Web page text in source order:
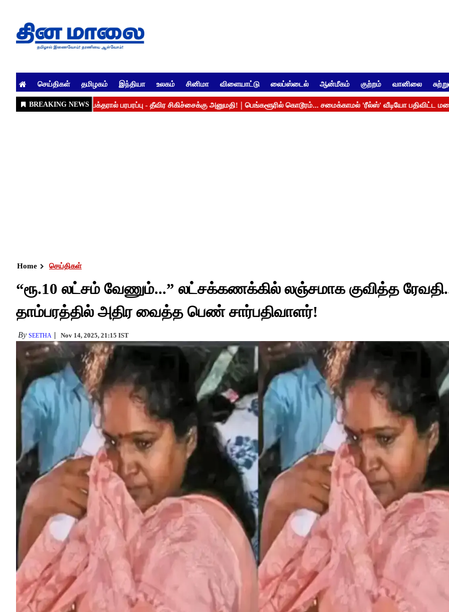
செய்திகள் தமிழகம் இந்தியா உலகம் சினிமா விளையாட்டு லைப்ஸ்டைல் ஆன்மீகம் குற்றம் வானிலை
Home செய்திகள்
“ரூ.10 லட்சம் வேணும்...” லட்சக்கணக்கில் லஞ்சமாக குவித்த
தாம்பரத்தில் அதிர வைத்த பெண் சார்பதிவாளர்!
By SEETHA Nov 14, 2025, 21:15 IST